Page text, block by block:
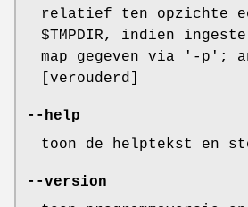
relatief ten opzichte
$TMPDIR, indien
map gegeven via '-p';
[verouderd]
--help
toon de helptekst en
--version